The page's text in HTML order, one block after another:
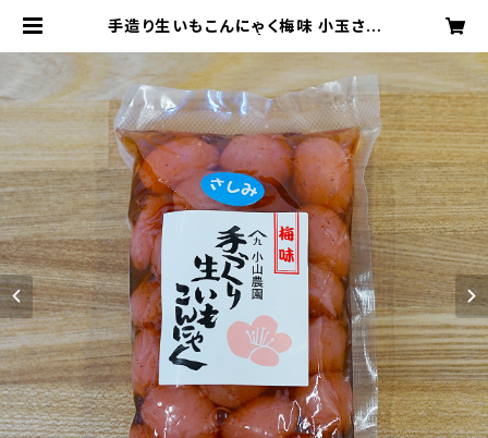
手造り生いもこんにゃく梅味 小玉さし